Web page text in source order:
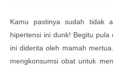
Kamu pastinya sudah tidak
hipertensi ini dunk! Begitu
ini diderita oleh mamah
mengkonsumsi obat untuk